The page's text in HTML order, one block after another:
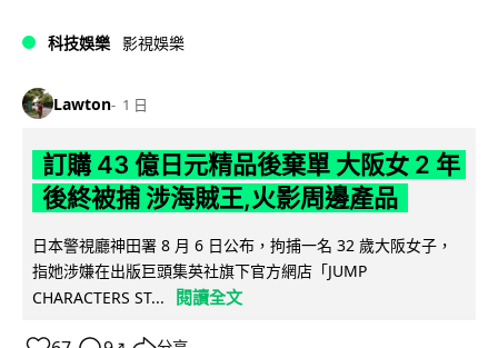
科技娛樂 影視娛樂
Lawton 1 日
訂購 43 億日元精品後棄單 大阪女 2 年
後終被捕 涉海賊王,火影周邊產品
日本警視廳神田署 8 月 6 日公布，拘捕一名 32 歲大阪女子，
指她涉嫌在出版巨頭集英社旗下官方網店「JUMP
CHARACTERS ST...
閱讀全文